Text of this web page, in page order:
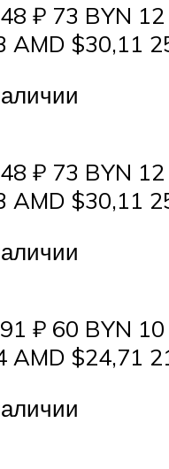
₽ 73 BYN
AMD $30,11
₽ 73 BYN
AMD $30,11
₽ 60 BYN
AMD $24,71